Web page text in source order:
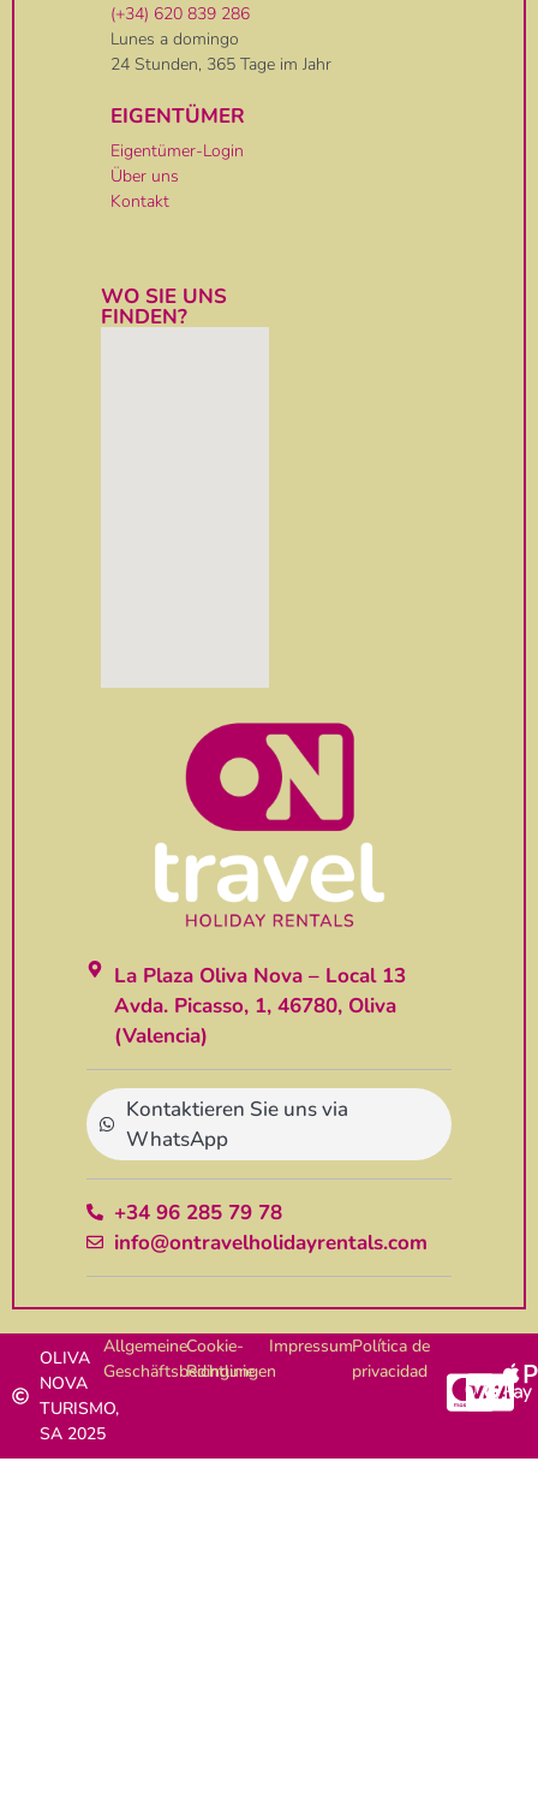
La Plaza Oliva Nova – Local 13
Avda. Picasso, 1, 46780, Oliva
(Valencia)
Kontaktieren Sie uns via
WhatsApp
+34 96 285 79 78
info@ontravelholidayrentals.com
(+34) 620 839 286
Lunes a domingo
24 Stunden, 365 Tage im Jahr
EIGENTÜMER
Eigentümer-Login
Über uns
Kontakt
WO SIE UNS
FINDEN?
OLIVA
NOVA
TURISMO,
SA 2025
Allgemeine
Geschäftsbedingungen
Cookie-
Richtlinie
ImpressumPolítica de
privacidad